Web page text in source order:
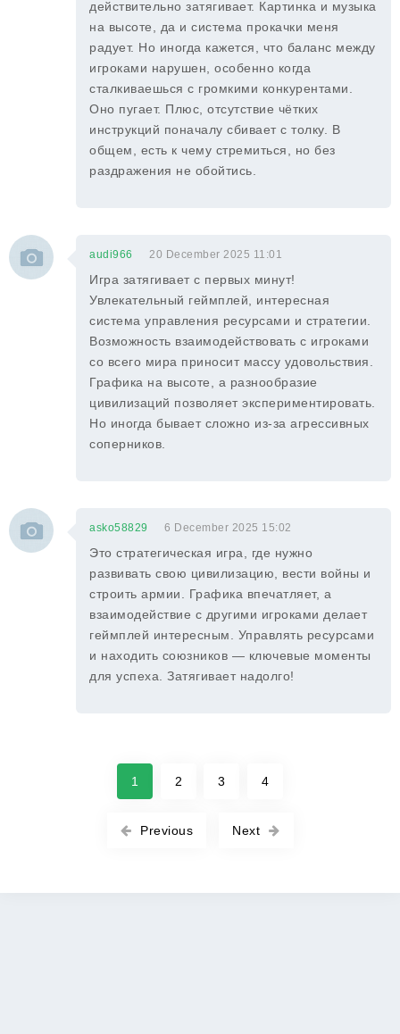
действительно затягивает. Картинка и музыка
на высоте, да и система прокачки меня
радует. Но иногда кажется, что баланс между
игроками нарушен, особенно когда
сталкиваешься с громкими конкурентами.
Оно пугает. Плюс, отсутствие чётких
инструкций поначалу сбивает с толку. В
общем, есть к чему стремиться, но без
раздражения не обойтись.
audi966 20 December 2025 11:01
Игра затягивает с первых минут!
Увлекательный геймплей, интересная
система управления ресурсами и стратегии.
Возможность взаимодействовать с игроками
со всего мира приносит массу удовольствия.
Графика на высоте, а разнообразие
цивилизаций позволяет экспериментировать.
Но иногда бывает сложно из-за агрессивных
соперников.
asko58829 6 December 2025 15:02
Это стратегическая игра, где нужно
развивать свою цивилизацию, вести войны и
строить армии. Графика впечатляет, а
взаимодействие с другими игроками делает
геймплей интересным. Управлять ресурсами
и находить союзников — ключевые моменты
для успеха. Затягивает надолго!
Previous
1 2 3 4
Next